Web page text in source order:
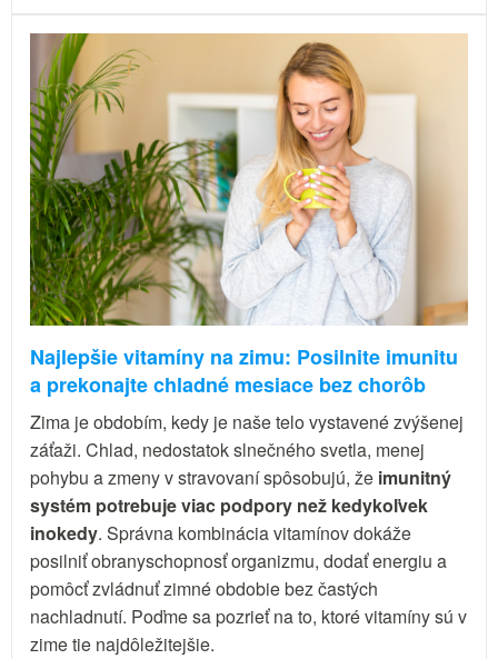
Najlepšie vitamíny na zimu: Posilnite imunitu
a prekonajte chladné mesiace bez chorôb
Zima je obdobím, kedy je naše telo vystavené zvýšenej
záťaži. Chlad, nedostatok slnečného svetla, menej
pohybu a zmeny v stravovaní spôsobujú, že imunitný
systém potrebuje viac podpory než kedykoľvek
inokedy. Správna kombinácia vitamínov dokáže
posilniť obranyschopnosť organizmu, dodať energiu a
pomôcť zvládnuť zimné obdobie bez častých
nachladnutí. Poďme sa pozrieť na to, ktoré vitamíny sú v
zime tie najdôležitejšie.